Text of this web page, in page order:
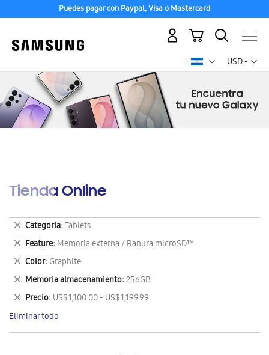
Puedes pagar con Paypal, Visa o Mastercard
USD -
dólar
Mi carrito
Tienda Online
Categoría Tablets
Eliminar
este
artículo
Feature Memoria externa / Ranura microSD™
Eliminar
este
artículo
Color Graphite
Eliminar
este
artículo
Memoria almacenamiento 256GB
Eliminar
este
artículo
Precio US$ 1,100.00 - US$ 1,199.99
Eliminar
este
artículo
Eliminar todo